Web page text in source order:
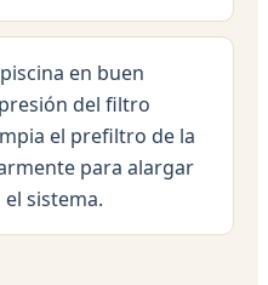
en buen
del filtro
el prefiltro de la
para alargar
sistema.